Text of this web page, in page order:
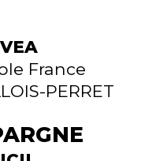
France
PERRET